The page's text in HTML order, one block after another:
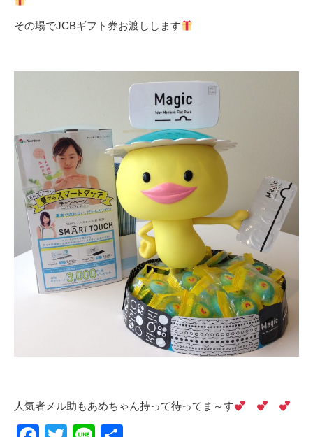
その場でJCBギフト券お渡しします
人気者 メル助 もあめちゃん持って待ってま～す